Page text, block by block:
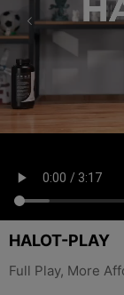
HALOT-PLAY
Full Play, More